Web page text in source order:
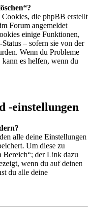
die phpBB erstellt
Forum angemeldet
einige Funktionen,
– sofern sie von der
Wenn du Probleme
es helfen, wenn du
-einstellungen
alle deine Einstellungen
Um diese zu
Bereich“; der Link dazu
wenn du auf deinen
du alle deine